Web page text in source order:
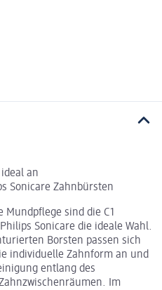
an
Sonicare Zahnbürsten
sind die C1
Sonicare die ideale Wahl.
Borsten passen sich
individuelle Zahnform an und
entlang des
Im